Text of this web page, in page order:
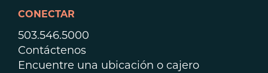
CONECTAR
503.546.5000
Contáctenos
Encuentre una ubicación o cajero